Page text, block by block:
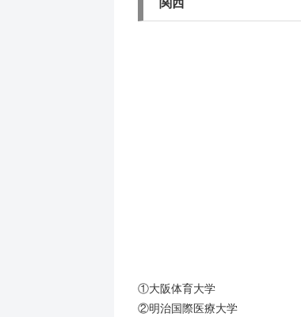
①大阪体育大学
②明治国際医療大学